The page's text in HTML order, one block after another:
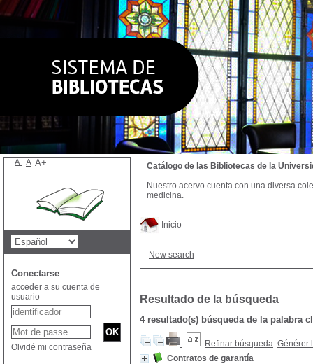
Inicio
New search
Resultado de la búsqueda
4 resultado(s) búsqueda de la palabra
Refinar búsqueda Générer
Contratos de garantía
Catálogo de las Bibliotecas de la
Nuestro acervo cuenta con una diversa
medicina.
A- A A+
Conectarse
acceder a su cuenta de
usuario
Olvidé mi contraseña